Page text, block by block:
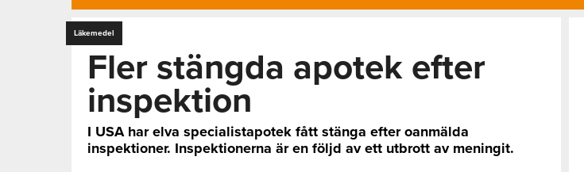
Läkemedel
Fler stängda apotek efter
inspektion
I USA har elva specialistapotek fått stänga efter oanmälda
inspektioner. Inspektionerna är en följd av ett utbrott av meningit.